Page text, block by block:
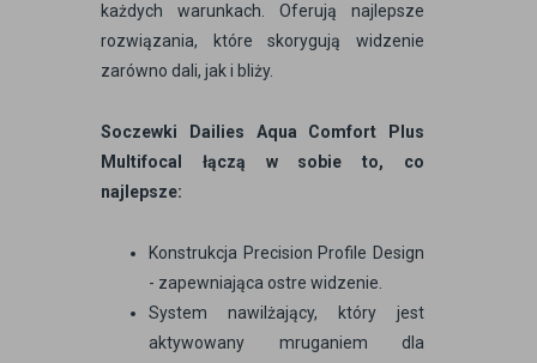
każdych warunkach. Oferują najlepsze
rozwiązania, które skorygują widzenie
zarówno dali, jak i bliży.
Soczewki Dailies Aqua Comfort Plus
Multifocal łączą w sobie to, co
najlepsze:
Konstrukcja Precision Profile Design
- zapewniająca ostre widzenie.
System nawilżający, który jest
aktywowany mruganiem dla